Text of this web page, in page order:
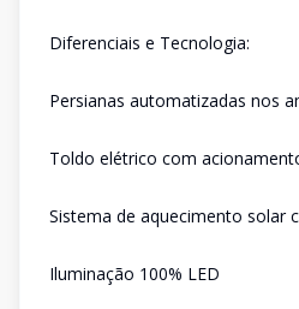
Diferenciais e Tecnologia:
Persianas automatizadas nos
Toldo elétrico com
Sistema de aquecimento solar
Iluminação 100% LED